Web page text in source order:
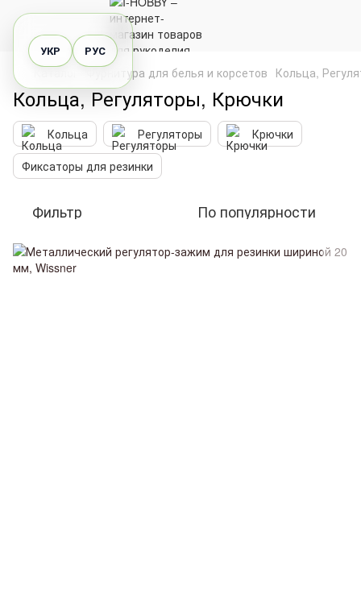
УКР РУС
Фурнитура для белья и корсетов Кольца,
Кольца, Регуляторы, Крючки
Кольца Регуляторы
Крючки
Фиксаторы для резинки
Фильтр По популярности